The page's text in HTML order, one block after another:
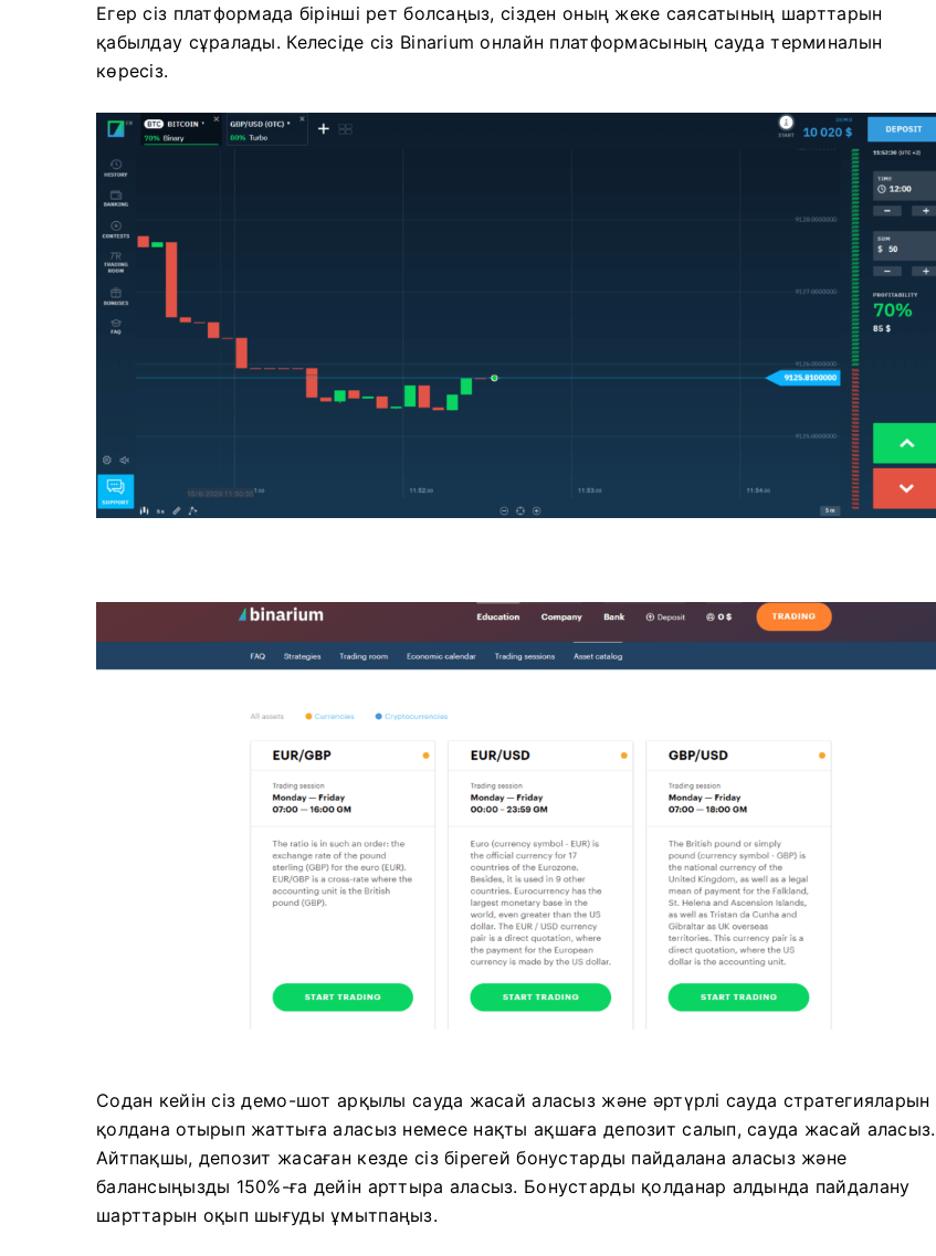
Егер сіз платформада бірінші рет болсаңыз, сізден оның жеке саясатының шарттарын
қабылдау сұралады. Келесіде сіз Binarium онлайн платформасының сауда терминалын
көресіз.
Содан кейін сіз демо-шот арқылы сауда жасай аласыз және әртүрлі сауда стратегияларын
қолдана отырып жаттыға аласыз немесе нақты ақшаға депозит салып, сауда жасай аласыз.
Айтпақшы, депозит жасаған кезде сіз бірегей бонустарды пайдалана аласыз және
балансыңызды 150%-ға дейін арттыра аласыз. Бонустарды қолданар алдында пайдалану
шарттарын оқып шығуды ұмытпаңыз.